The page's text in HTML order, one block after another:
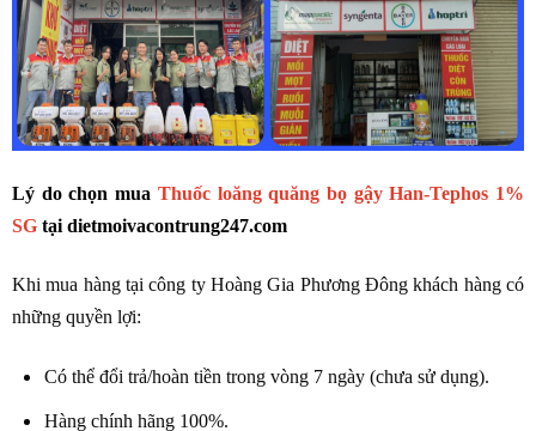
Lý do chọn mua Thuốc loăng quăng bọ gậy Han-Tephos 1%
SG tại dietmoivacontrung247.com
Khi mua hàng tại công ty Hoàng Gia Phương Đông khách hàng có
những quyền lợi:
Có thể đổi trả/hoàn tiền trong vòng 7 ngày (chưa sử dụng).
Hàng chính hãng 100%.